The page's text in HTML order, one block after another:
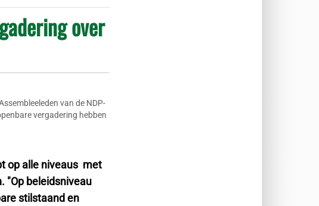
over
van de NDP-
vergadering hebben
op alle niveaus met
"Op beleidsniveau
stilstaand en